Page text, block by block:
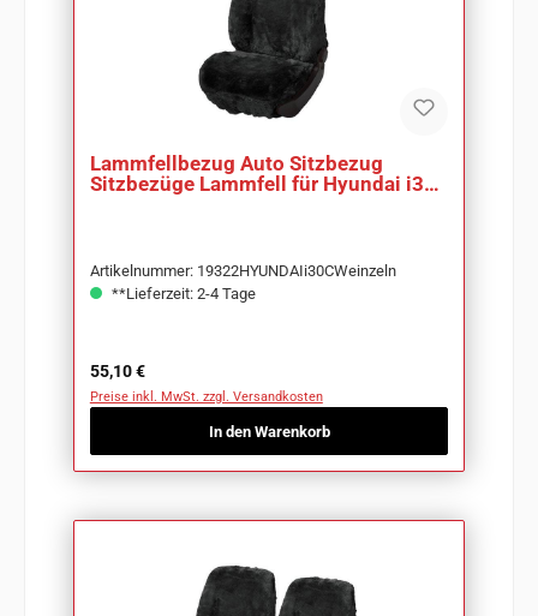
Lammfellbezug Auto Sitzbezug
Sitzbezüge Lammfell für Hyundai i30
Artikelnummer: 19322HYUNDAIi30CWeinzeln
**Lieferzeit: 2-4 Tage
Regulärer Preis:
55,10 €
Preise inkl. MwSt. zzgl. Versandkosten
In den Warenkorb